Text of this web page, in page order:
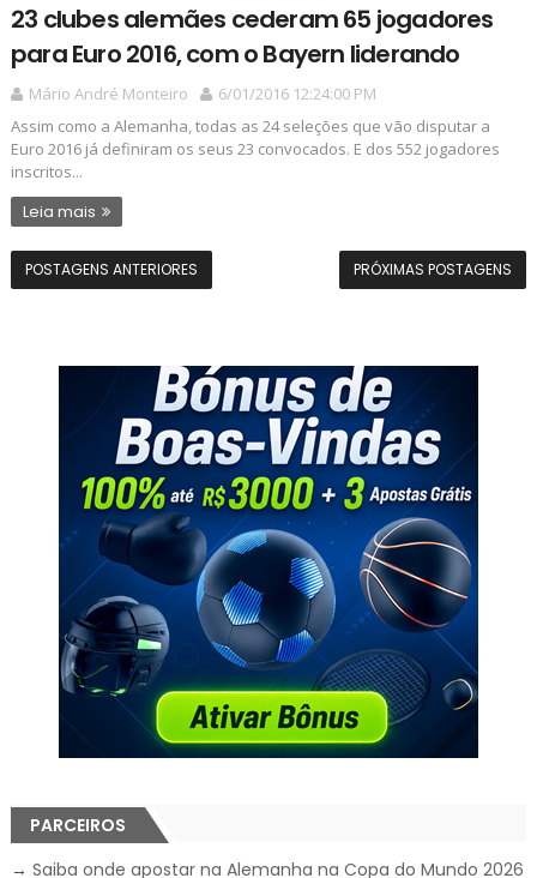
23 clubes alemães cederam 65 jogadores
para Euro 2016, com o Bayern liderando
Mário André Monteiro
6/01/2016 12:24:00 PM
Assim como a Alemanha, todas as 24 seleções que vão disputar a
Euro 2016 já definiram os seus 23 convocados. E dos 552 jogadores
inscritos...
Leia mais
POSTAGENS ANTERIORES PRÓXIMAS POSTAGENS
PARCEIROS
→ Saiba onde apostar na Alemanha na Copa do Mundo 2026